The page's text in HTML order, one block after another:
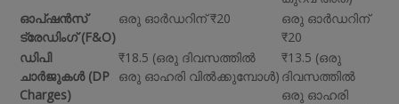
ഓപ്ഷൻസ്
ട്രേഡിംഗ് (F&O)
ഒരു ഓർഡറിന് ₹20
ഒരു ഓർഡറിന്
₹20
ഡിപി
ചാർജുകൾ (DP
Charges)
₹18.5 (ഒരു ദിവസത്തിൽ
ഒരു ഓഹരി വിൽക്കുമ്പോൾ)
₹13.5 (ഒരു
ദിവസത്തിൽ
ഒരു ഓഹരി